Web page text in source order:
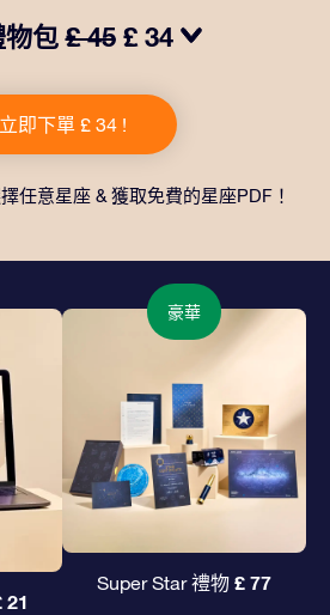
物包£ 45 £ 34
您的收貨地址的個性化文檔、電子
。這是一種向親友贈送永恒禮物的
神奇方式。
立即下單 £ 34 !
任意星座 & 獲取免費的星座PDF！
21
豪華
Super Star 禮物 £ 77